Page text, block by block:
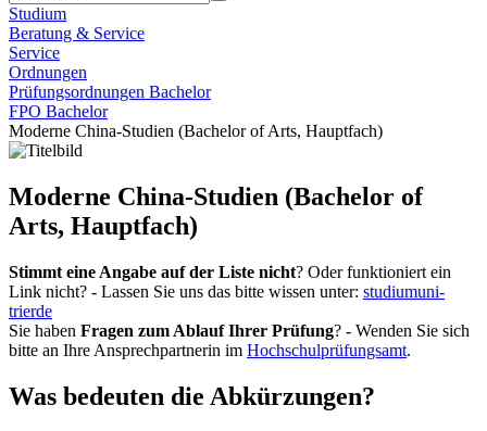
Studium
Beratung & Service
Service
Ordnungen
Prüfungsordnungen Bachelor
FPO Bachelor
Moderne China-Studien (Bachelor of Arts, Hauptfach)
Moderne China-Studien (Bachelor of
Arts, Hauptfach)
Stimmt eine Angabe auf der Liste nicht? Oder funktioniert ein
Link nicht? - Lassen Sie uns das bitte wissen unter: studiumuni-
trierde
Sie haben Fragen zum Ablauf Ihrer Prüfung? - Wenden Sie sich
bitte an Ihre Ansprechpartnerin im Hochschulprüfungsamt.
Was bedeuten die Abkürzungen?